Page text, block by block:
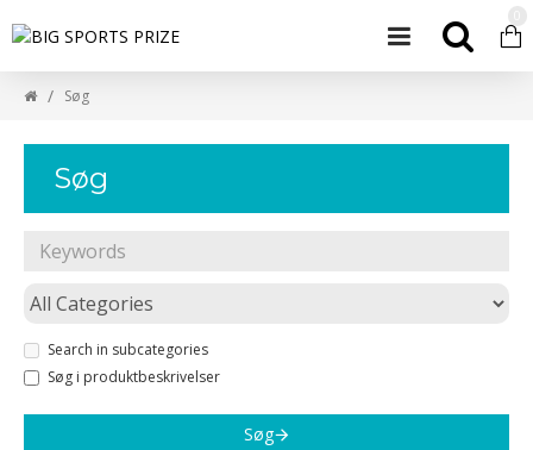
Søg
Søg
Search in subcategories
Søg i produktbeskrivelser
Søg